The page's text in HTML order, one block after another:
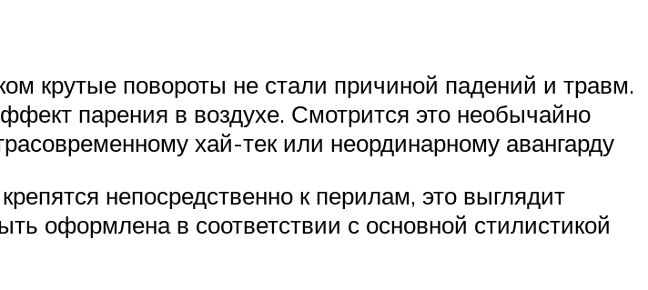
крутые повороты не стали причиной падений и травм.
парения в воздухе. Смотрится это необычайно
хай-тек или неординарному авангарду
непосредственно к перилам, это выглядит
оформлена в соответствии с основной стилистикой